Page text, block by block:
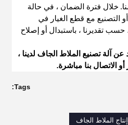
خلال فترة الضمان ، في حالة
التصنيع مع قطع الغيار في
حسب تقديرنا ، باستبدال أو إصلاح
عن آلة تصنيع الملاط الجاف لدينا ،
الاتصال بنا مباشرة.
Tags:
الملاط الجاف